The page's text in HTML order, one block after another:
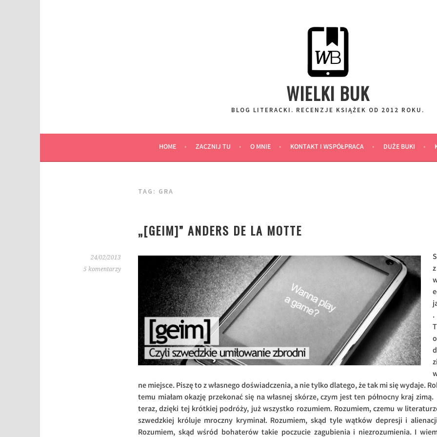
WIELKI BUK
BLOG LITERACKI. RECENZJE KSIĄŻEK OD 2012 ROKU.
HOME ZACZNIJ TU O MNIE KONTAKT I WSPÓŁPRACA DUŻE BUKI
TAG: GRA
„[GEIM]” ANDERS DE LA MOTTE
24/02/2013
5 komentarzy
S
z
.
T
o
d
zi
ne miejsce. Piszę to z własnego doświadczenia, a nie tylko dlatego, że tak mi się wydaje.
temu miałam okazję przekonać się na własnej skórze, czym jest ten północny kraj
teraz, dzięki tej krótkiej podróży, już wszystko rozumiem. Rozumiem, czemu w
szwedzkiej króluje mroczny kryminał. Rozumiem, skąd tyle wątków depresji i
Rozumiem, skąd wśród bohaterów takie poczucie zagubienia i niezrozumienia. I